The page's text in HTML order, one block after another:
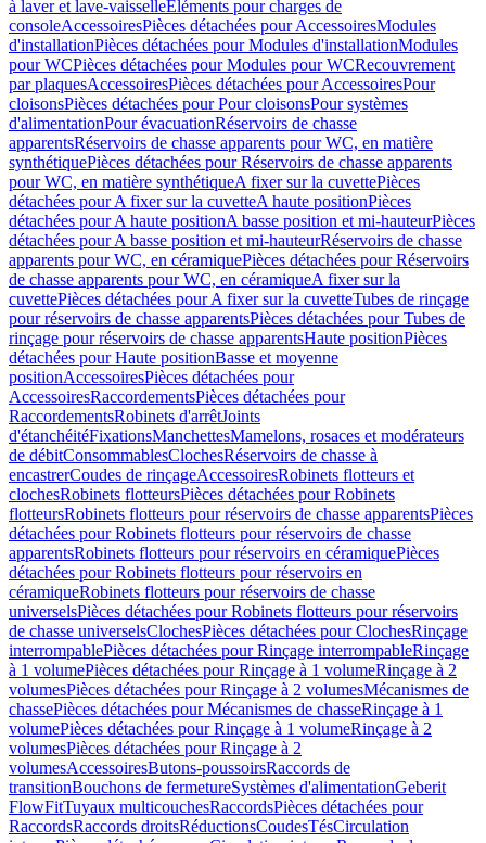
à laver et lave-vaisselleEléments pour charges de
consoleAccessoiresPièces détachées pour AccessoiresModules
d'installationPièces détachées pour Modules d'installationModules
pour WCPièces détachées pour Modules pour WCRecouvrement
par plaquesAccessoiresPièces détachées pour AccessoiresPour
cloisonsPièces détachées pour Pour cloisonsPour systèmes
d'alimentationPour évacuationRéservoirs de chasse
apparentsRéservoirs de chasse apparents pour WC, en matière
synthétiquePièces détachées pour Réservoirs de chasse apparents
pour WC, en matière synthétiqueA fixer sur la cuvettePièces
détachées pour A fixer sur la cuvetteA haute positionPièces
détachées pour A haute positionA basse position et mi-hauteurPièces
détachées pour A basse position et mi-hauteurRéservoirs de chasse
apparents pour WC, en céramiquePièces détachées pour Réservoirs
de chasse apparents pour WC, en céramiqueA fixer sur la
cuvettePièces détachées pour A fixer sur la cuvetteTubes de rinçage
pour réservoirs de chasse apparentsPièces détachées pour Tubes de
rinçage pour réservoirs de chasse apparentsHaute positionPièces
détachées pour Haute positionBasse et moyenne
positionAccessoiresPièces détachées pour
AccessoiresRaccordementsPièces détachées pour
RaccordementsRobinets d'arrêtJoints
d'étanchéitéFixationsManchettesMamelons, rosaces et modérateurs
de débitConsommablesClochesRéservoirs de chasse à
encastrerCoudes de rinçageAccessoiresRobinets flotteurs et
clochesRobinets flotteursPièces détachées pour Robinets
flotteursRobinets flotteurs pour réservoirs de chasse apparentsPièces
détachées pour Robinets flotteurs pour réservoirs de chasse
apparentsRobinets flotteurs pour réservoirs en céramiquePièces
détachées pour Robinets flotteurs pour réservoirs en
céramiqueRobinets flotteurs pour réservoirs de chasse
universelsPièces détachées pour Robinets flotteurs pour réservoirs
de chasse universelsClochesPièces détachées pour ClochesRinçage
interrompablePièces détachées pour Rinçage interrompableRinçage
à 1 volumePièces détachées pour Rinçage à 1 volumeRinçage à 2
volumesPièces détachées pour Rinçage à 2 volumesMécanismes de
chassePièces détachées pour Mécanismes de chasseRinçage à 1
volumePièces détachées pour Rinçage à 1 volumeRinçage à 2
volumesPièces détachées pour Rinçage à 2
volumesAccessoiresButons-poussoirsRaccords de
transitionBouchons de fermetureSystèmes d'alimentationGeberit
FlowFitTuyaux multicouchesRaccordsPièces détachées pour
RaccordsRaccords droitsRéductionsCoudesTésCirculation